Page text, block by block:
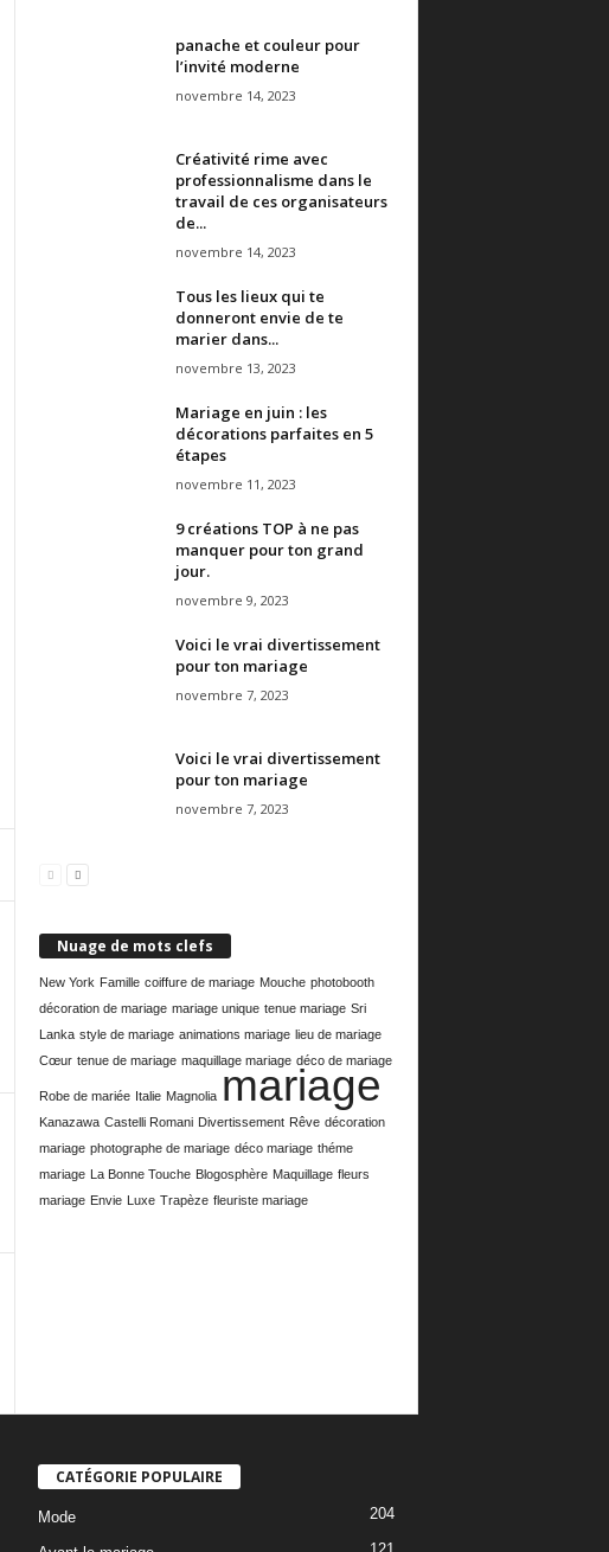
panache et couleur pour
l’invité moderne
novembre 14, 2023
Créativité rime avec
professionnalisme dans le
travail de ces organisateurs
de...
novembre 14, 2023
Tous les lieux qui te
donneront envie de te
marier dans...
novembre 13, 2023
Mariage en juin : les
décorations parfaites en 5
étapes
novembre 11, 2023
9 créations TOP à ne pas
manquer pour ton grand
jour.
novembre 9, 2023
Voici le vrai divertissement
pour ton mariage
novembre 7, 2023
Voici le vrai divertissement
pour ton mariage
novembre 7, 2023
Nuage de mots clefs
New York Famille coiffure de mariage Mouche photobooth
décoration de mariage mariage unique tenue mariage Sri
Lanka style de mariage animations mariage lieu de mariage
Cœur tenue de mariage maquillage mariage déco de mariage
Robe de mariée Italie Magnolia mariage
Kanazawa Castelli Romani Divertissement Rêve décoration
mariage photographe de mariage déco mariage théme
mariage La Bonne Touche Blogosphère Maquillage fleurs
mariage Envie Luxe Trapèze fleuriste mariage
CATÉGORIE POPULAIRE
Mode 204